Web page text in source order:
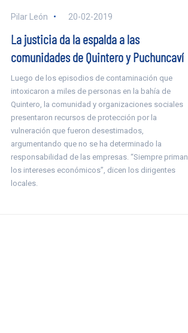
Pilar León 20-02-2019
La justicia da la espalda a las
comunidades de Quintero y Puchuncaví
Luego de los episodios de contaminación que
intoxicaron a miles de personas en la bahía de
Quintero, la comunidad y organizaciones sociales
presentaron recursos de protección por la
vulneración que fueron desestimados,
argumentando que no se ha determinado la
responsabilidad de las empresas. “Siempre priman
los intereses económicos”, dicen los dirigentes
locales.